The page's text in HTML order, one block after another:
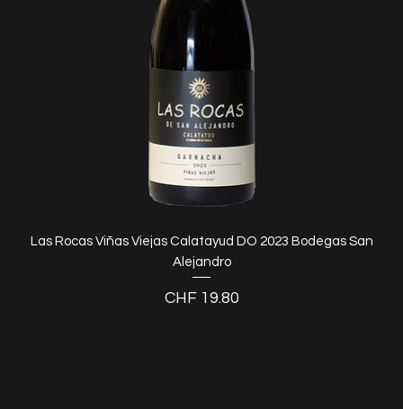
Las Rocas Viñas Viejas Calatayud DO 2023 Bodegas San
Alejandro
Preis
CHF 19.80